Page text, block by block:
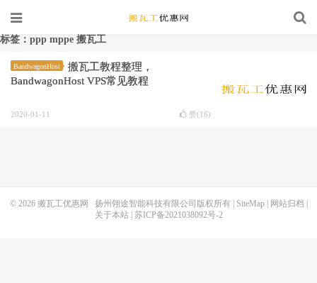
标签：ppp mppe 搬瓦工
BandwagonHost
搬瓦工教程整理，
BandwagonHost VPS常见教程
2020-01-11 赞(16)
© 2026 搬瓦工优惠网 扬州翎途智能科技有限公司版权所有 | SiteMap| 网站归档
关于本站| 苏ICP备2021038092号-2